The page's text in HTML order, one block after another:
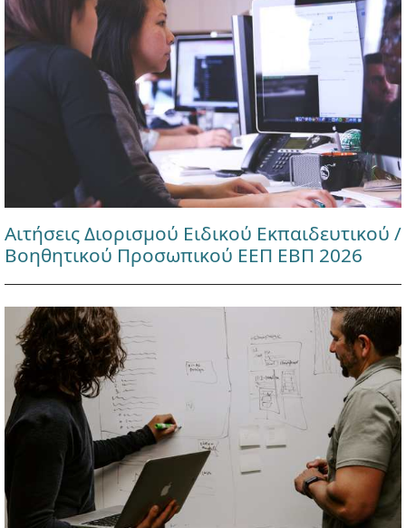
Αιτήσεις Διορισμού Ειδικού Εκπαιδευτικού /
Βοηθητικού Προσωπικού ΕΕΠ ΕΒΠ 2026